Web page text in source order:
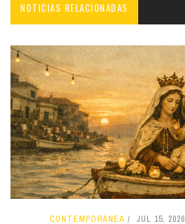
NOTICIAS RELACIONADAS
CONTEMPORÁNEA JUL 15, 2026